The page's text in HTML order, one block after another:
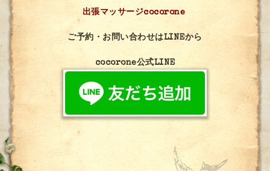
出張マッサージcocorone
ご予約・お問い合わせはLINEから
cocorone公式LINE